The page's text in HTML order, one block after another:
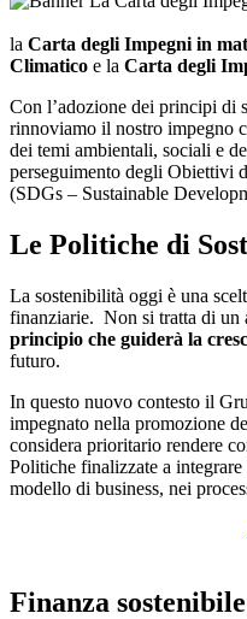
la Carta degli Impegni in
Climatico e la Carta degli
Con l’adozione dei principi di
rinnoviamo il nostro impegno
dei temi ambientali, sociali e
perseguimento degli Obiettivi
(SDGs – Sustainable
Le Politiche di
La sostenibilità oggi è una
finanziarie. Non si tratta di un
principio che guiderà la
futuro.
In questo nuovo contesto il
impegnato nella promozione
considera prioritario rendere
Politiche finalizzate a
modello di business, nei
Finanza sostenibile